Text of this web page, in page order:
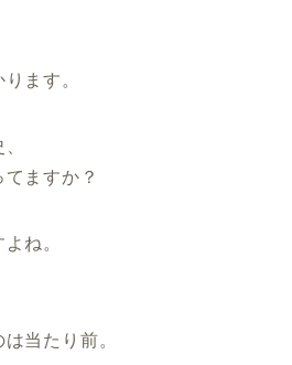
ます。
ますか？
ね。
当たり前。